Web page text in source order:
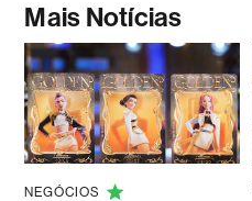
Mais Notícias
NEGÓCIOS